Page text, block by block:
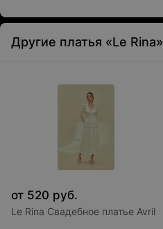
Другие платья «Le Rina»
от 520 руб.
Le Rina Свадебное платье Avril